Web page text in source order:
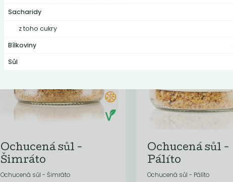
Ochucená sůl -
Šimráto
Ochucená sůl - Šimráto
Ochucená sůl -
Pálíto
Ochucená sůl - Pálíto
Sacharidy
z toho cukry
Bílkoviny
Sůl